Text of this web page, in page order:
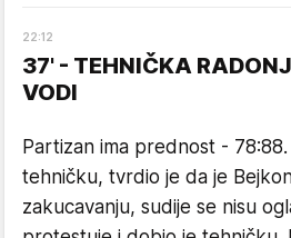
22:12
37' - TEHNIČKA
VODI
Partizan ima prednost -
tehničku, tvrdio je da je
zakucavanju, sudije se nisu